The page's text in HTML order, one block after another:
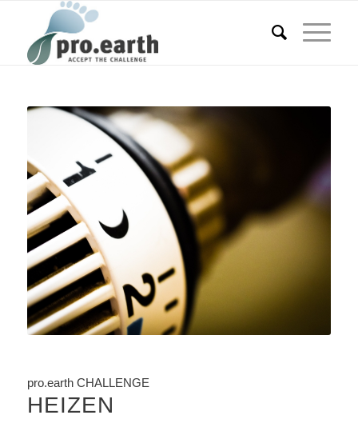
pro.earth CHALLENGE
HEIZEN